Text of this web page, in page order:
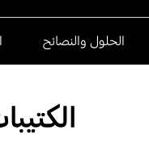
الحلول والنصائح